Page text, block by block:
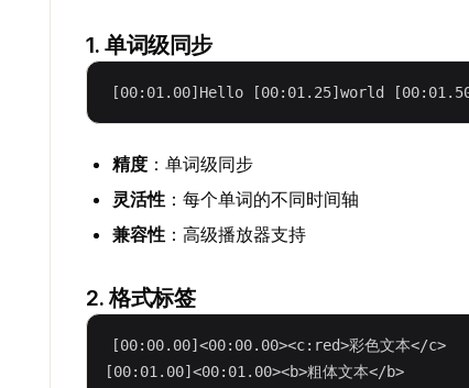
1. 单词级同步
精度：单词级同步
灵活性：每个单词的不同时间轴
兼容性：高级播放器支持
2. 格式标签
[00:00.00]<00:00.00><c:red>彩色文本</c>
[00:01.00]<00:01.00><b>粗体文本</b>